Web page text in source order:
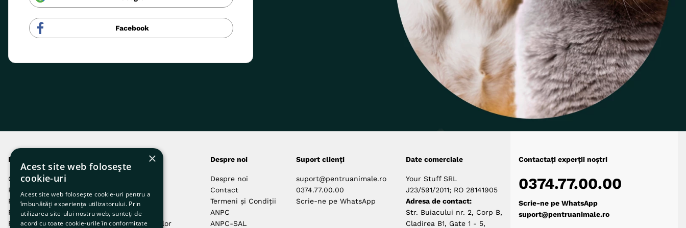
Facebook
Produsele noastre
Câini
Pisici
Păsări
Pești
Reptile
Comenzi și livrări
Cum Plătesc
Livrarea Comenzilor
Returnarea Produselor
Despre noi
Despre noi
Contact
Termeni și Condiții
ANPC
ANPC-SAL
Suport clienți
suport@pentruanimale.ro
0374.77.00.00
Scrie-ne pe WhatsApp
Date comerciale
Your Stuff SRL
J23/591/2011; RO 28141905
Adresa de contact:
Str. Buiacului nr. 2, Corp B,
Cladirea B1, Gate 1 - 5,
Contactați experții noștri
0374.77.00.00
Scrie-ne pe WhatsApp
suport@pentruanimale.ro
×
Acest site web folosește
cookie-uri
Acest site web folosește cookie-uri pentru a
îmbunătăți experiența utilizatorului. Prin
utilizarea site-ului nostru web, sunteți de
acord cu toate cookie-urile în conformitate